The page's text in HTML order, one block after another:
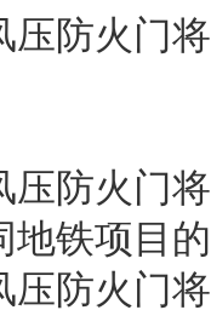
压防火门
压防火门
地铁项目
压防火门